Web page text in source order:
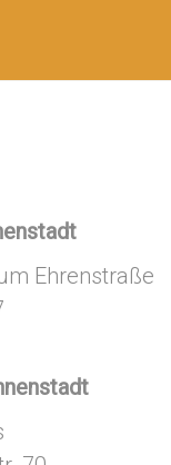
Ehrenstraße